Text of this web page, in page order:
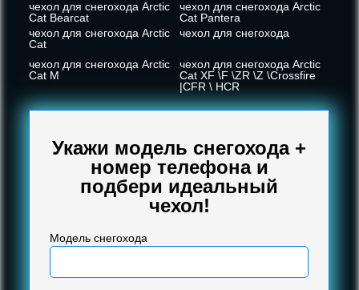
чехол для снегохода Arctic
Cat Bearcat
чехол для снегохода Arctic
Cat
чехол для снегохода Arctic
Cat Pantera
чехол для снегохода
чехол для снегохода Arctic
Cat M
чехол для снегохода Arctic
Cat XF \F \ZR \Z \Crossfire
|CFR \ HCR
Укажи модель снегохода +
номер телефона и
подбери идеальный
чехол!
Модель снегохода